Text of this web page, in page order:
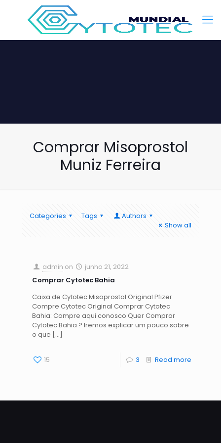
Comprar Misoprostol
Muniz Ferreira
Categories Tags
Authors
Show all
admin on
junho 21, 2022
Comprar Cytotec Bahia
Caixa de Cytotec Misoprostol Original Pfizer
Compre Cytotec Original Comprar Cytotec
Bahia: Compre aqui conosco Quer Comprar
Cytotec Bahia ? Iremos explicar um pouco sobre
o que […]
15 3 Read more